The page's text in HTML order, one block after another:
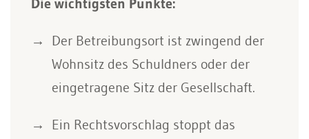
Die wichtigsten Punkte:
Der Betreibungsort ist zwingend der
Wohnsitz des Schuldners oder der
eingetragene Sitz der Gesellschaft.
Ein Rechtsvorschlag stoppt das